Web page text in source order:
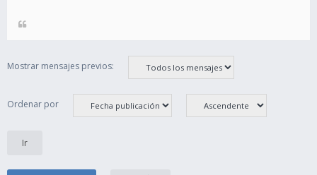
Mostrar mensajes previos:
Ordenar por